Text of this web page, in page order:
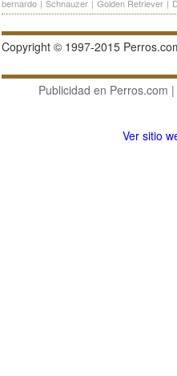
bernardo | Schnauzer | Golden Retriever |
Copyright © 1997-2015
Publicidad en Perros.com |
Ver sitio